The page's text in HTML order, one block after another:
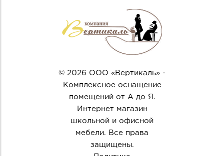
© 2026 ООО «Вертикаль» -
Комплексное оснащение
помещений от А до Я.
Интернет магазин
школьной и офисной
мебели. Все права
защищены.